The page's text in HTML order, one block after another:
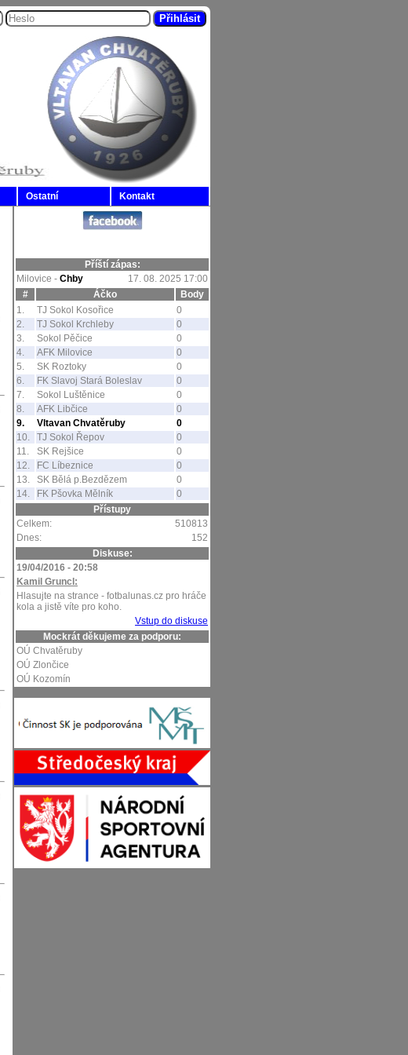
Ostatní Kontakt
Příští zápas:
Milovice - Chby
17. 08. 2025 17:00
#
Áčko
Body
1.
TJ Sokol Kosořice
0
2.
TJ Sokol Krchleby
0
3.
Sokol Pěčice
0
4.
AFK Milovice
0
5.
SK Roztoky
0
6.
FK Slavoj Stará Boleslav
0
7.
Sokol Luštěnice
0
8.
AFK Libčice
0
9.
Vltavan Chvatěruby
0
10.
TJ Sokol Řepov
0
11.
SK Rejšice
0
12.
FC Líbeznice
0
13.
SK Bělá p.Bezdězem
0
14.
FK Pšovka Mělník
0
Přístupy
Celkem:
510813
Dnes:
152
Diskuse:
19/04/2016 - 20:58
Kamil Gruncl:
Hlasujte na strance - fotbalunas.cz pro hráče
kola a jistě víte pro koho.
Vstup do diskuse
Mockrát děkujeme za podporu:
OÚ Chvatěruby
OÚ Zlončice
OÚ Kozomín